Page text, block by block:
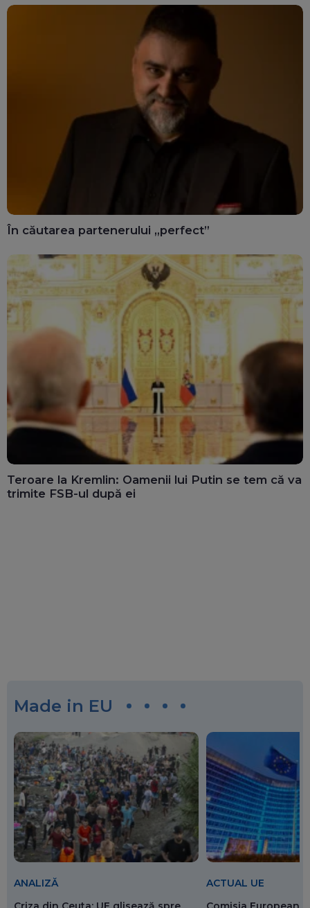
În căutarea partenerului „perfect”
Teroare la Kremlin: Oamenii lui Putin se tem că va
trimite FSB-ul după ei
Made in EU
ANALIZĂ
ACTUAL UE